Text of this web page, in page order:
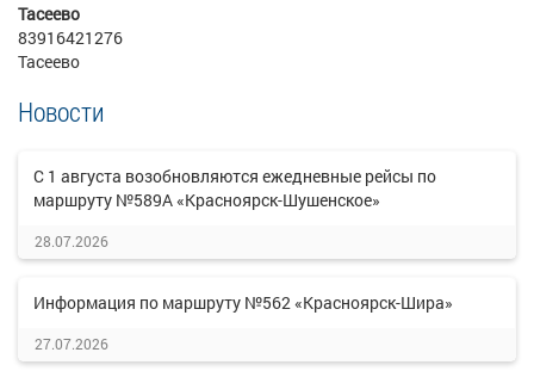
Тасеево
83916421276
Тасеево
Новости
С 1 августа возобновляются ежедневные рейсы по
маршруту №589А «Красноярск-Шушенское»
28.07.2026
Информация по маршруту №562 «Красноярск-Шира»
27.07.2026